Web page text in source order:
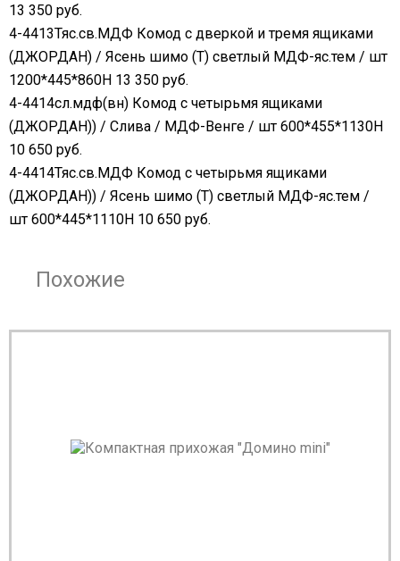
13 350 руб.
4-4413Тяс.св.МДФ Комод с дверкой и тремя ящиками
(ДЖОРДАН) / Ясень шимо (Т) светлый МДФ-яс.тем / шт
1200*445*860Н 13 350 руб.
4-4414сл.мдф(вн) Комод с четырьмя ящиками
(ДЖОРДАН)) / Слива / МДФ-Венге / шт 600*455*1130Н
10 650 руб.
4-4414Тяс.св.МДФ Комод с четырьмя ящиками
(ДЖОРДАН)) / Ясень шимо (Т) светлый МДФ-яс.тем /
шт 600*445*1110Н 10 650 руб.
Похожие